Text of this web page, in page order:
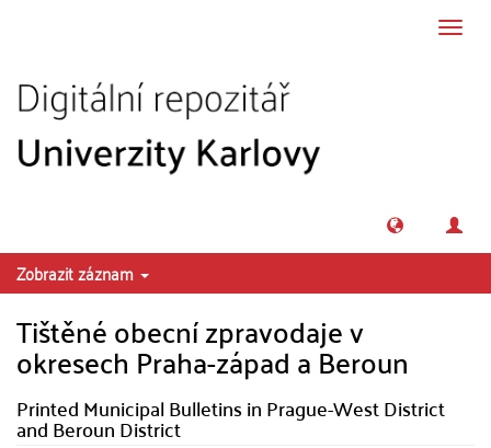
Zobrazit záznam
Tištěné obecní zpravodaje v
okresech Praha-západ a Beroun
Printed Municipal Bulletins in Prague-West District
and Beroun District